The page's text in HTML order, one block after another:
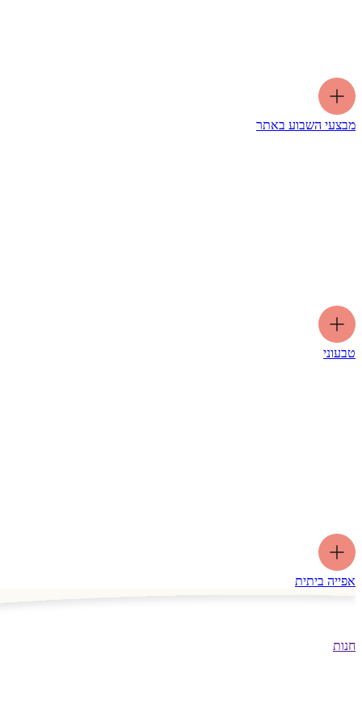
מבצעי השבוע באתר
טבעוני
אפייה ביתית
חנות